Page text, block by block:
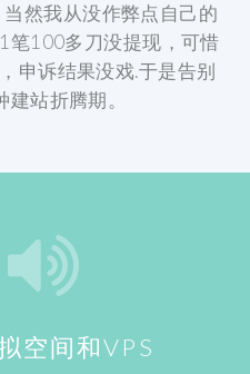
然我从没作弊点自己的
笔100多刀没提现，可惜
申诉结果没戏.于是告别
站折腾期。
空间和VPS